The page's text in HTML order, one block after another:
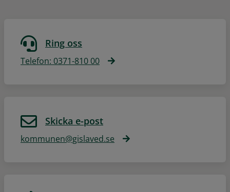
Ring oss
Telefon: 0371-810 00
Skicka e-post
kommunen@gislaved.se